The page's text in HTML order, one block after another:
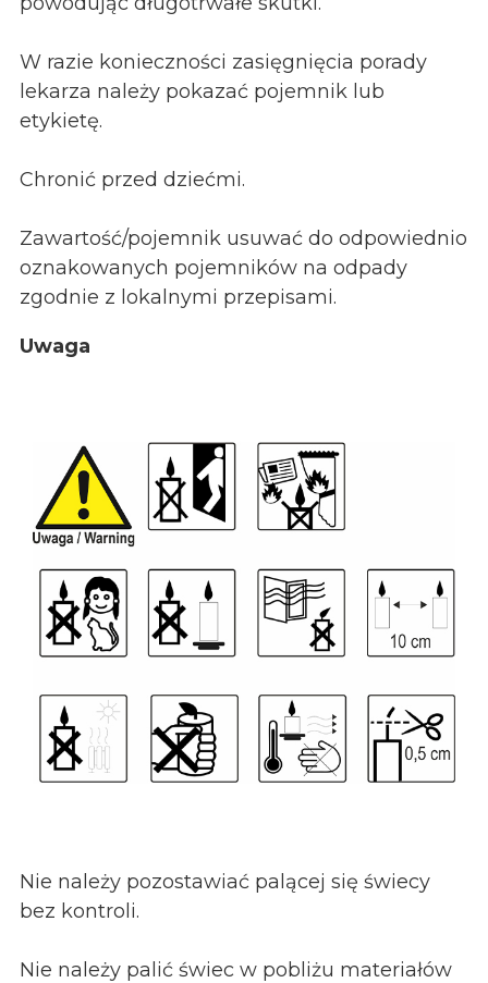
W razie konieczności zasięgnięcia porady
lekarza należy pokazać pojemnik lub
etykietę.
Chronić przed dziećmi.
Zawartość/pojemnik usuwać do odpowiednio
oznakowanych pojemników na odpady
zgodnie z lokalnymi przepisami.
Uwaga
Nie należy pozostawiać palącej się świecy
bez kontroli.
Nie należy palić świec w pobliżu materiałów